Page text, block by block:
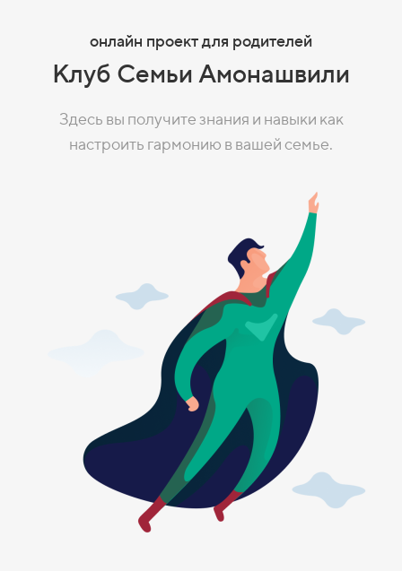
онлайн проект для родителей
Клуб Семьи Амонашвили
Здесь вы получите знания и навыки как
настроить гармонию в вашей семье.